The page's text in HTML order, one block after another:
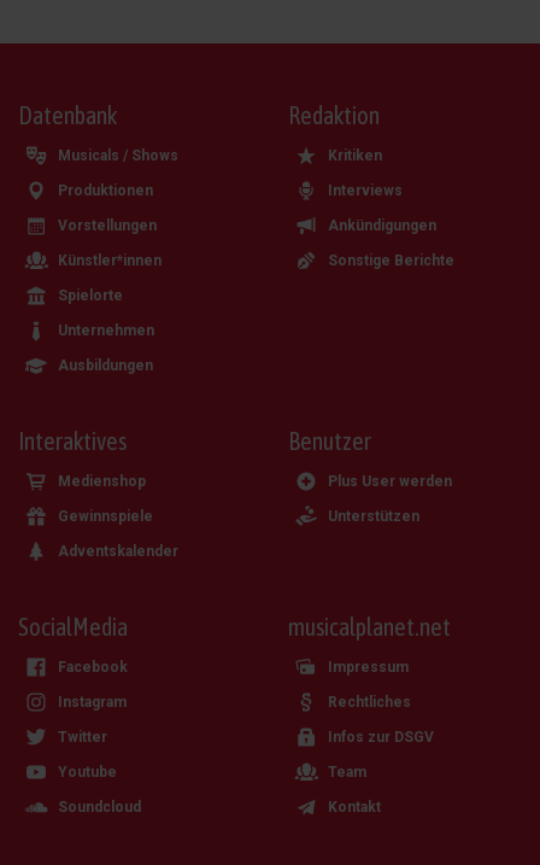
Datenbank
Musicals / Shows
Produktionen
Vorstellungen
Künstler*innen
Spielorte
Unternehmen
Ausbildungen
Redaktion
Kritiken
Interviews
Ankündigungen
Sonstige Berichte
Interaktives
Medienshop
Gewinnspiele
Adventskalender
Benutzer
Plus User werden
Unterstützen
SocialMedia
Facebook
Instagram
Twitter
Youtube
Soundcloud
musicalplanet.net
Impressum
Rechtliches
Infos zur DSGV
Team
Kontakt